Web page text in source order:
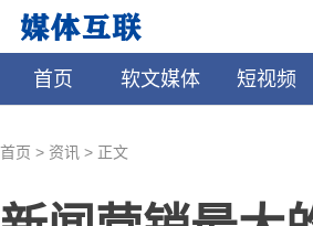
首页 软文媒体 短视频
首页 > 资讯 > 正文